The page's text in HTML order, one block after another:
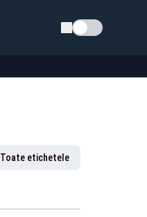
Schimba tema
Toate etichetele